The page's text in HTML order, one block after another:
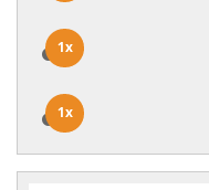
1x
1x
1x
1x